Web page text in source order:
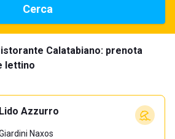
Cerca
Calatabiano: prenota
lettino
Lido Azzurro
Naxos